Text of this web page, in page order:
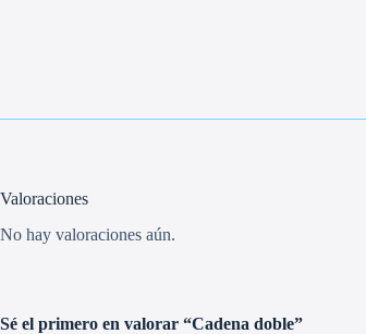
Valoraciones
No hay valoraciones aún.
Sé el primero en valorar “Cadena doble”